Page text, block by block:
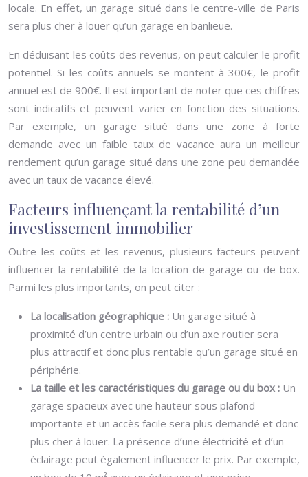
locale. En effet, un garage situé dans le centre-ville de Paris
sera plus cher à louer qu’un garage en banlieue.
En déduisant les coûts des revenus, on peut calculer le profit
potentiel. Si les coûts annuels se montent à 300€, le profit
annuel est de 900€. Il est important de noter que ces chiffres
sont indicatifs et peuvent varier en fonction des situations.
Par exemple, un garage situé dans une zone à forte
demande avec un faible taux de vacance aura un meilleur
rendement qu’un garage situé dans une zone peu demandée
avec un taux de vacance élevé.
Facteurs influençant la rentabilité d’un
investissement immobilier
Outre les coûts et les revenus, plusieurs facteurs peuvent
influencer la rentabilité de la location de garage ou de box.
Parmi les plus importants, on peut citer :
La localisation géographique : Un garage situé à
proximité d’un centre urbain ou d’un axe routier sera
plus attractif et donc plus rentable qu’un garage situé en
périphérie.
La taille et les caractéristiques du garage ou du box : Un
garage spacieux avec une hauteur sous plafond
importante et un accès facile sera plus demandé et donc
plus cher à louer. La présence d’une électricité et d’un
éclairage peut également influencer le prix. Par exemple,